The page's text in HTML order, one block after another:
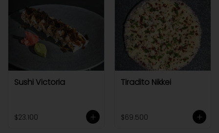
Sushi Victoria
$23.100
Tiradito Nikkei
$69.500